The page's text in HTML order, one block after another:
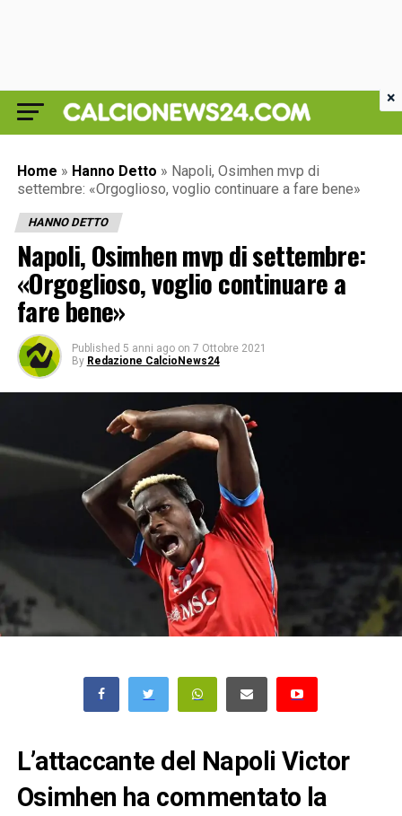
Home » Hanno Detto » Napoli, Osimhen mvp di
settembre: «Orgoglioso, voglio continuare a fare bene»
HANNO DETTO
Napoli, Osimhen mvp di settembre:
«Orgoglioso, voglio continuare a
fare bene»
Published 5 anni ago on 7 Ottobre 2021
By Redazione CalcioNews24
L’attaccante del Napoli Victor
Osimhen ha commentato la
×